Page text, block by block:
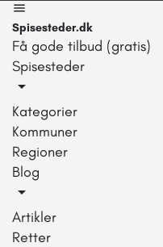
Spisesteder.dk
Få gode tilbud (gratis)
Spisesteder
Kategorier
Kommuner
Regioner
Blog
Artikler
Retter